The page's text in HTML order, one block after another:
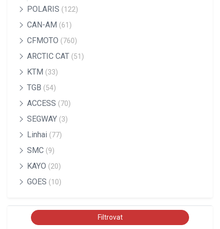
POLARIS (122)
CAN-AM (61)
CFMOTO (760)
ARCTIC CAT (51)
KTM (33)
TGB (54)
ACCESS (70)
SEGWAY (3)
Linhai (77)
SMC (9)
KAYO (20)
GOES (10)